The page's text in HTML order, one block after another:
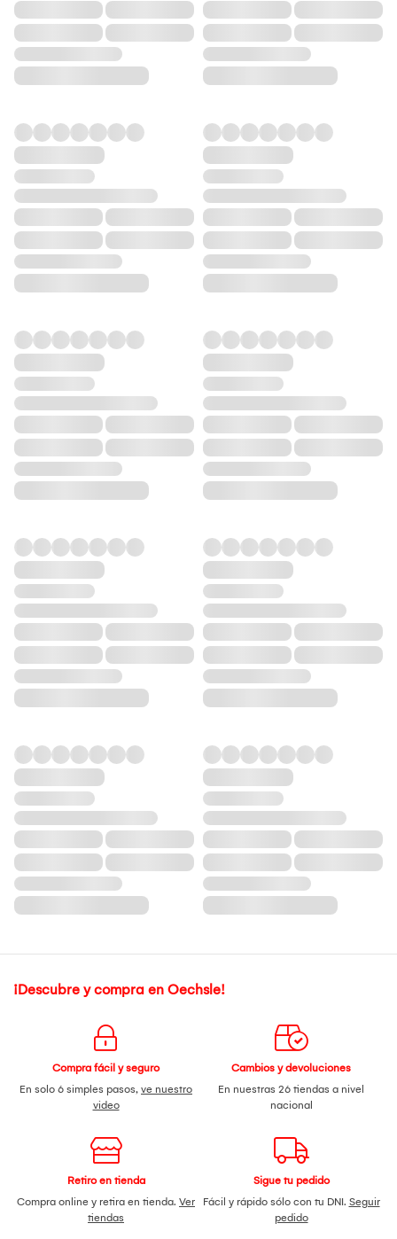
¡Descubre y compra en Oechsle!
Compra fácil y seguro
En solo 6 simples pasos, ve nuestro
video
Cambios y devoluciones
En nuestras 26 tiendas a nivel
nacional
Retiro en tienda
Compra online y retira en tienda. Ver
tiendas
Sigue tu pedido
Fácil y rápido sólo con tu DNI. Seguir
pedido